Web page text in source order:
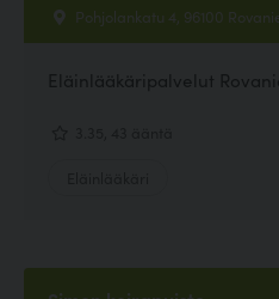
Pohjolankatu 4, 96100
Eläinlääkäripalvelut